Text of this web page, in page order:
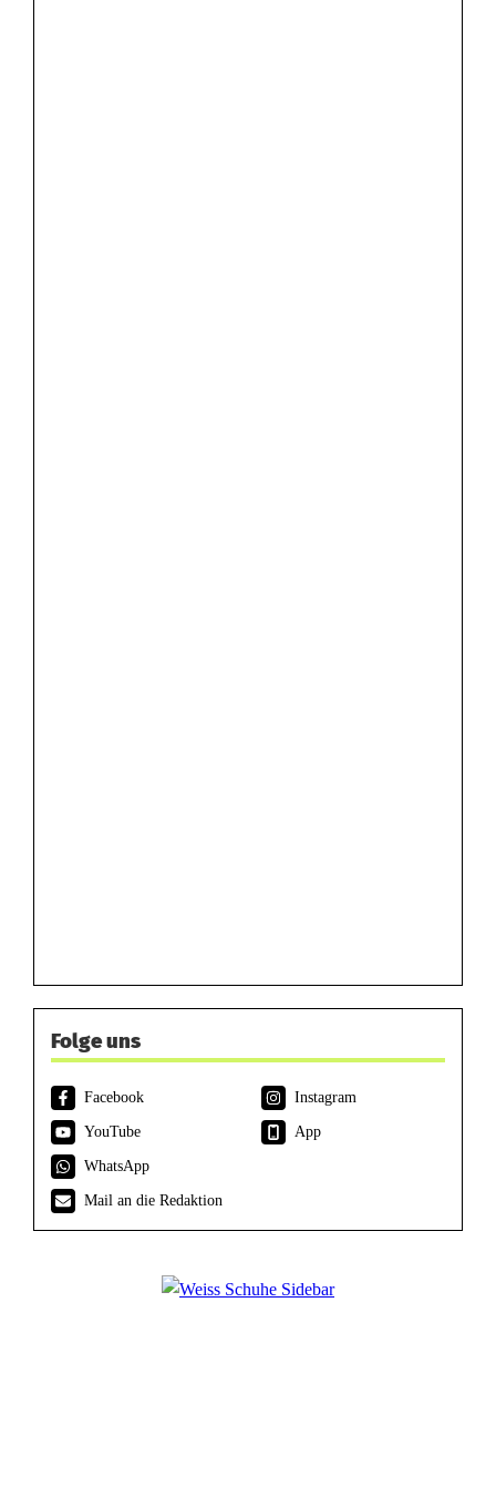
Folge uns
Facebook
Instagram
YouTube
App
WhatsApp
Mail an die Redaktion